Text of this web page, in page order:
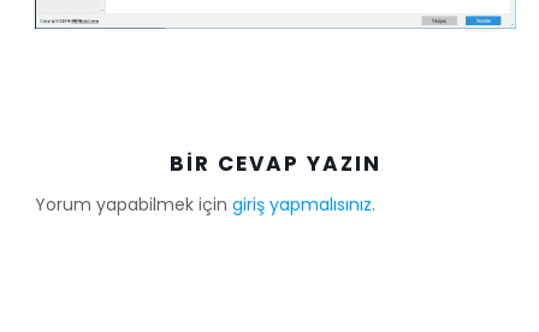
BIR CEVAP YAZIN
Yorum yapabilmek için giriş yapmalısınız.